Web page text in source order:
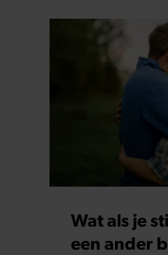
Wat als je
een ander